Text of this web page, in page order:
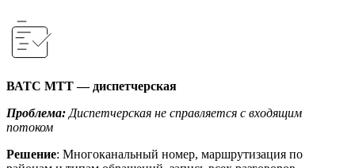
ВАТС МТТ — диспетчерская
Проблема: Диспетчерская не справляется с входящим
потоком
Решение: Многоканальный номер, маршрутизация по